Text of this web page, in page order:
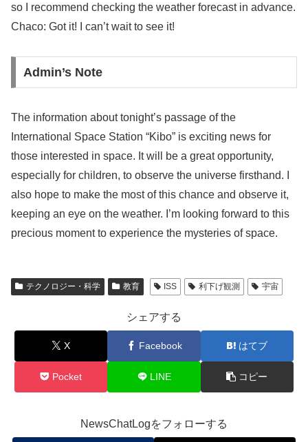
so I recommend checking the weather forecast in advance.
Chaco: Got it! I can’t wait to see it!
Admin’s Note
The information about tonight’s passage of the
International Space Station “Kibo” is exciting news for
those interested in space. It will be a great opportunity,
especially for children, to observe the universe firsthand. I
also hope to make the most of this chance and observe it,
keeping an eye on the weather. I’m looking forward to this
precious moment to experience the mysteries of space.
テクノロジー・科学 教育 ISS 利下げ観測 宇宙
シェアする
X Facebook はてブ
Pocket LINE コピー
NewsChatLogをフォローする